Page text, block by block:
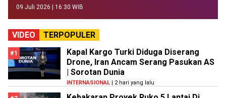
09 Juli 2026 | 16:30 WIB
VIDEO TERPOPULER
#1
Kapal Kargo Turki Diduga Diserang
Drone, Iran Ancam Serang Pasukan AS
| Sorotan Dunia
INTERNASIONAL | 2 hari yang lalu